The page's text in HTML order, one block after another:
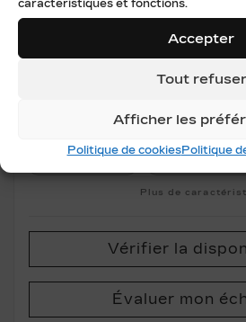
caractéristiques et fonctions.
Accepter
Tout refuser
Afficher les
Politique de cookiesPolitique
Rabais
Plus de
Vérifier la
Évaluer mon